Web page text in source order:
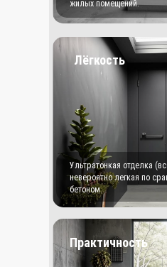
Практичность
жилых помещений.
Ультратонкая отделка
невероятно легкая по
бетоном.
Лёгкость